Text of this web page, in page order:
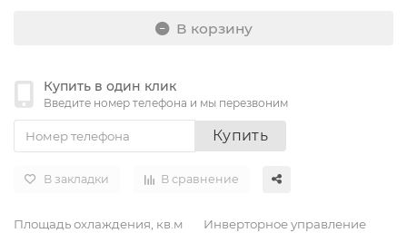
В корзину
Купить в один клик
Введите номер телефона и мы перезвоним
Купить
В закладки В сравнение
Площадь охлаждения, кв.м Инверторное управление